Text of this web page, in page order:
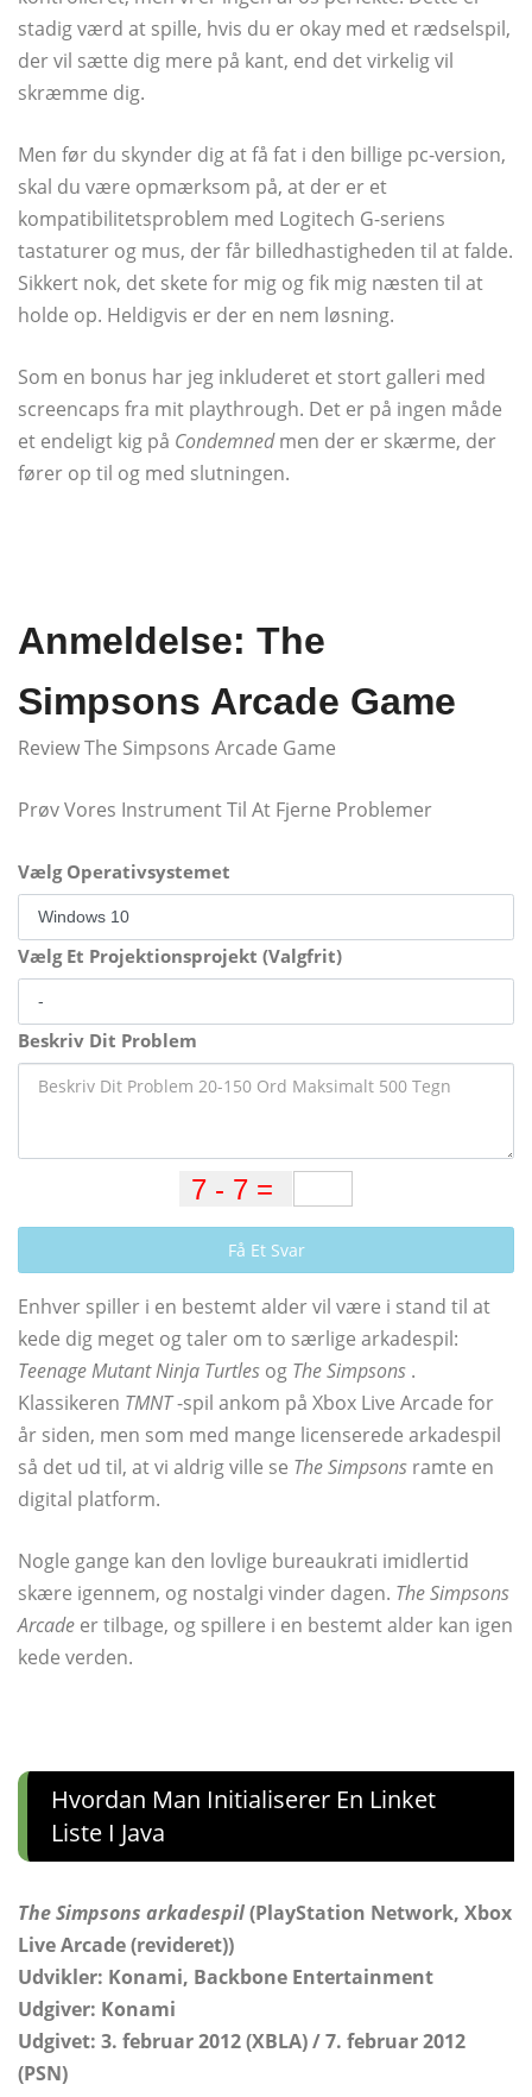
stadig værd at spille, hvis du er okay med et rædselspil,
der vil sætte dig mere på kant, end det virkelig vil
skræmme dig.
Men før du skynder dig at få fat i den billige pc-version,
skal du være opmærksom på, at der er et
kompatibilitetsproblem med Logitech G-seriens
tastaturer og mus, der får billedhastigheden til at falde.
Sikkert nok, det skete for mig og fik mig næsten til at
holde op. Heldigvis er der en nem løsning.
Som en bonus har jeg inkluderet et stort galleri med
screencaps fra mit playthrough. Det er på ingen måde
et endeligt kig på Condemnedmen der er skærme, der
fører op til og med slutningen.
Anmeldelse: The
Simpsons Arcade Game
Review The Simpsons Arcade Game
Prøv Vores Instrument Til At Fjerne Problemer
Vælg Operativsystemet
Vælg Et Projektionsprojekt (Valgfrit)
Beskriv Dit Problem
Få Et Svar
Enhver spiller i en bestemt alder vil være i stand til at
kede dig meget og taler om to særlige arkadespil:
Teenage Mutant Ninja Turtles og The Simpsons .
Klassikeren TMNT-spil ankom på Xbox Live Arcade for
år siden, men som med mange licenserede arkadespil
så det ud til, at vi aldrig ville se The Simpsons ramte en
digital platform.
Nogle gange kan den lovlige bureaukrati imidlertid
skære igennem, og nostalgi vinder dagen. The Simpsons
Arcade er tilbage, og spillere i en bestemt alder kan igen
kede verden.
Hvordan Man Initialiserer En Linket
Liste I Java
The Simpsons arkadespil(PlayStation Network, Xbox
Live Arcade (revideret))
Udvikler: Konami, Backbone Entertainment
Udgiver: Konami
Udgivet: 3. februar 2012 (XBLA) / 7. februar 2012
(PSN)